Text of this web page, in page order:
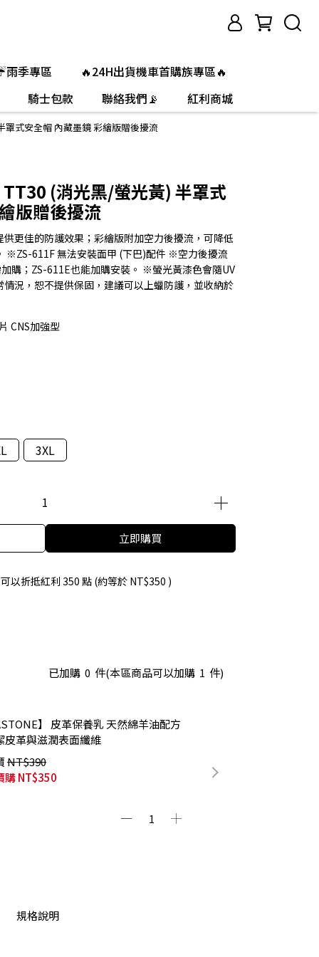
雨季專區
🔥24H出貨機車首購族專區🔥
騎士包款
聯絡我們📡 紅利商城
罩式安全帽 內藏墨鏡 彩繪版贈後擾流
(消光黑/螢光黃) 半罩式
版贈後擾流
供更佳的防護效果；彩繪版附加空力後擾流，可降低
※ZS-611F 無法安裝面甲 (下巴)配件 ※空力後擾流
購；ZS-611E也能加購安裝。 ※螢光黃漆色會隨UV
況，恕不提供保固，建議可以上蠟防護，並收納於
CNS加強型
3XL
立即購買
以折抵紅利 350 點 (約等於 NT$350 )
已加購 0 件(本區商品可以加購 1 件)
】 皮革保養乳 天然綿羊油配方
皮革與滋潤表面纖維
NT$390
購NT$350
規格說明